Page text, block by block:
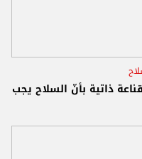
ذاتية بأنّ السلاح يجب